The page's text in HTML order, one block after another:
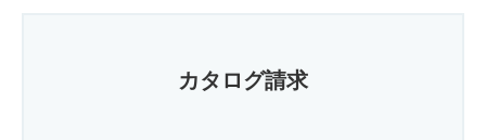
カタログ請求